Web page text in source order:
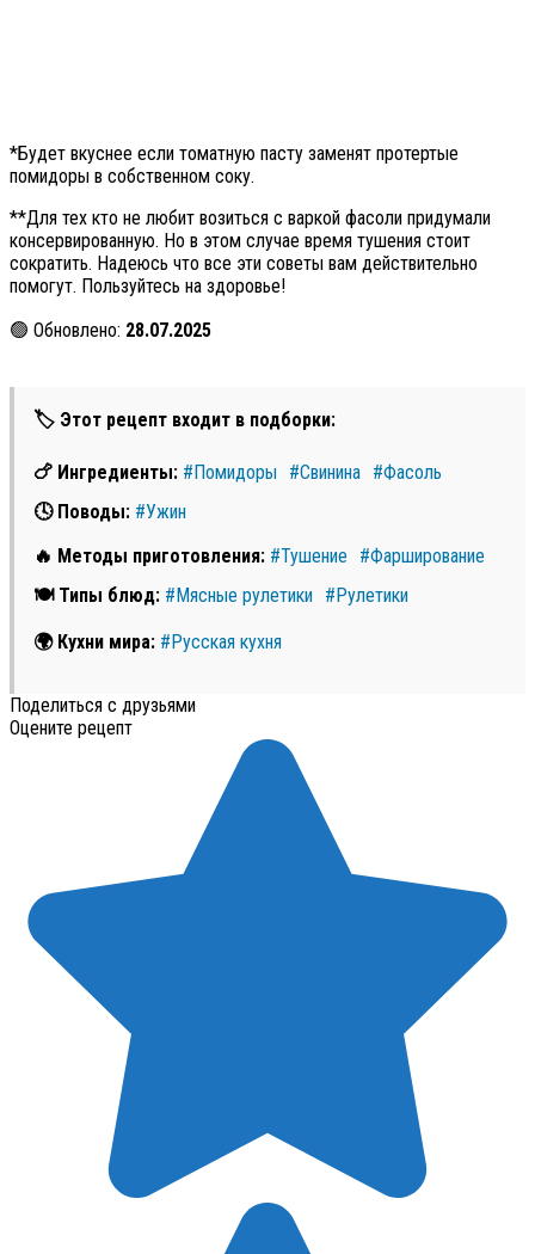
*Будет вкуснее если томатную пасту заменят протертые
помидоры в собственном соку.
**Для тех кто не любит возиться с варкой фасоли придумали
консервированную. Но в этом случае время тушения стоит
сократить. Надеюсь что все эти советы вам действительно
помогут. Пользуйтесь на здоровье!
🟢 Обновлено: 28.07.2025
🏷 Этот рецепт входит в подборки:
🍗 Ингредиенты: #Помидоры #Свинина #Фасоль
🕓 Поводы: #Ужин
🔥 Методы приготовления: #Тушение
#Фарширование
🍽 Типы блюд: #Мясные рулетики #Рулетики
🌍 Кухни мира: #Русская кухня
Поделиться с друзьями
Оцените рецепт